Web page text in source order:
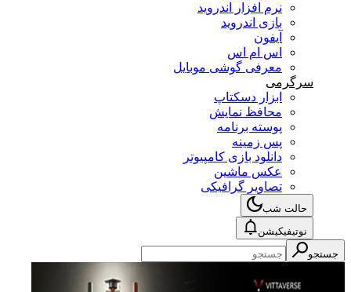
نرم افزار اندروید
بازی اندروید
آیفون
اس ام اس
معرفی گوشی موبایل
سرگرمی
ابزار دسکتاپ
محافظ نمایش
پوسته برنامه
پس زمینه
دانلود بازی کامپیوتر
عکس ماشین
تصاویر گرافیکی
حالت شب
نوتیفیکیشن
جستجو